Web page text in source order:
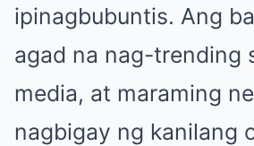
ipinagbubuntis. Ang
agad na nag-trending
media, at maraming
nagbigay ng kanilang